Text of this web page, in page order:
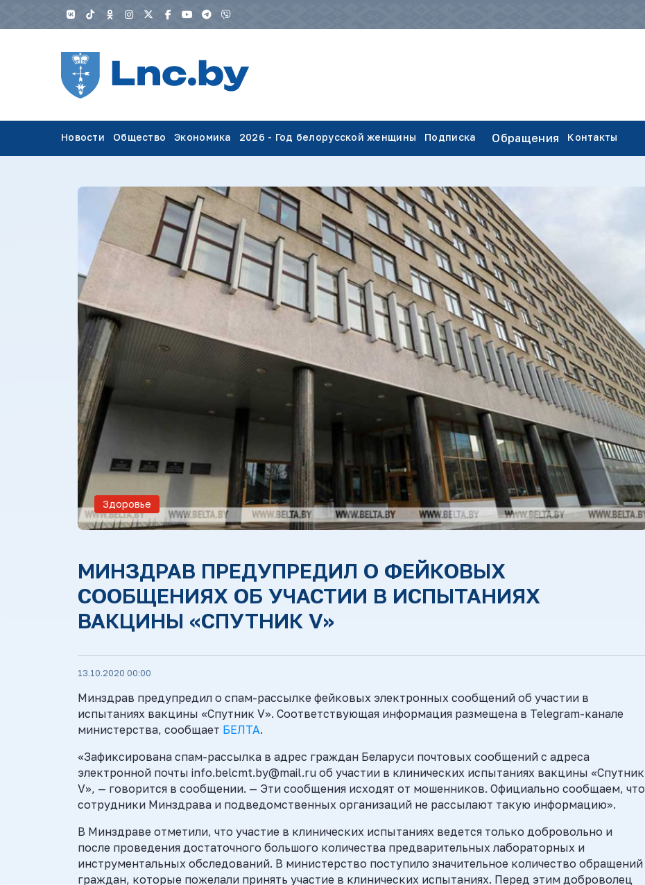
Новости Общество Экономика 2026 - Год белорусской женщины Подписка Обращения Контакты
Здоровье
МИНЗДРАВ ПРЕДУПРЕДИЛ О ФЕЙКОВЫХ
СООБЩЕНИЯХ ОБ УЧАСТИИ В ИСПЫТАНИЯХ
ВАКЦИНЫ «СПУТНИК V»
13.10.2020 00:00
Минздрав предупредил о спам-рассылке фейковых электронных сообщений об участии в
испытаниях вакцины «Спутник V». Соответствующая информация размещена в Telegram-канале
министерства, сообщает БЕЛТА.
«Зафиксирована спам-рассылка в адрес граждан Беларуси почтовых сообщений с адреса
электронной почты info.belcmt.by@mail.ru об участии в клинических испытаниях вакцины «Спутник
V», — говорится в сообщении. — Эти сообщения исходят от мошенников. Официально сообщаем, что
сотрудники Минздрава и подведомственных организаций не рассылают такую информацию».
В Минздраве отметили, что участие в клинических испытаниях ведется только добровольно и
после проведения достаточного большого количества предварительных лабораторных и
инструментальных обследований. В министерство поступило значительное количество обращений
граждан, которые пожелали принять участие в клинических испытаниях. Перед этим доброволец